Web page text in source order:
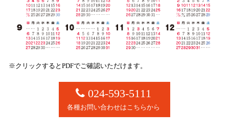
※クリックするとPDFでご確認いただけます。
024-593-5111
各種お問い合わせはこちらから